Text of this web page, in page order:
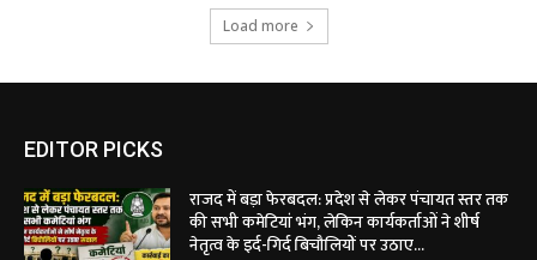
Load more
EDITOR PICKS
राजद में बड़ा फेरबदल: प्रदेश से लेकर पंचायत स्तर तक
की सभी कमेटियां भंग, लेकिन कार्यकर्ताओं ने शीर्ष
नेतृत्व के इर्द-गिर्द बिचौलियों पर उठाए...